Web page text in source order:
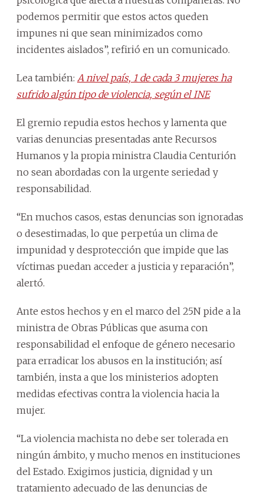
podemos permitir que estos actos queden
impunes ni que sean minimizados como
incidentes aislados”, refirió en un comunicado.
Lea también: A nivel país, 1 de cada 3 mujeres ha
sufrido algún tipo de violencia, según el INE
El gremio repudia estos hechos y lamenta que
varias denuncias presentadas ante Recursos
Humanos y la propia ministra Claudia Centurión
no sean abordadas con la urgente seriedad y
responsabilidad.
“En muchos casos, estas denuncias son ignoradas
o desestimadas, lo que perpetúa un clima de
impunidad y desprotección que impide que las
víctimas puedan acceder a justicia y reparación”,
alertó.
Ante estos hechos y en el marco del 25N pide a la
ministra de Obras Públicas que asuma con
responsabilidad el enfoque de género necesario
para erradicar los abusos en la institución; así
también, insta a que los ministerios adopten
medidas efectivas contra la violencia hacia la
mujer.
“La violencia machista no debe ser tolerada en
ningún ámbito, y mucho menos en instituciones
del Estado. Exigimos justicia, dignidad y un
tratamiento adecuado de las denuncias de